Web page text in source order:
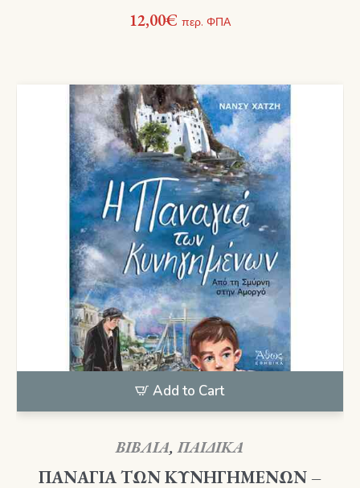
12,00€ περ. ΦΠΑ
Add to Cart
ΒΙΒΛΙΑ,ΠΑΙΔΙΚΑ
ΠΑΝΑΓΙΑ ΤΩΝ ΚΥΝΗΓΗΜΕΝΩΝ –